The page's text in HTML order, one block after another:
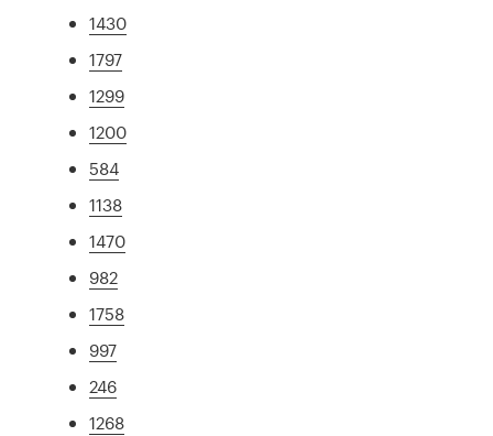
1430
1797
1299
1200
584
1138
1470
982
1758
997
246
1268